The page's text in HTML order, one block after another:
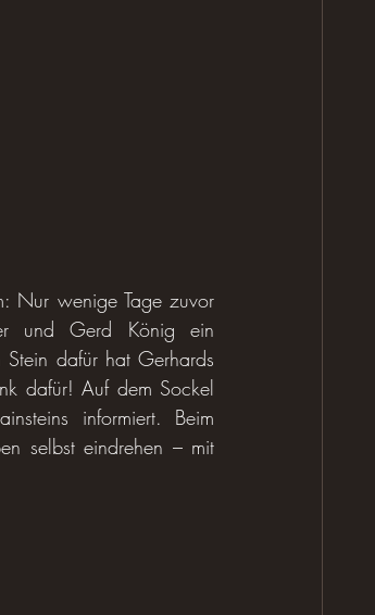
Nur wenige Tage zuvor
und Gerd König ein
dafür hat Gerhards
dafür! Auf dem Sockel
informiert. Beim
selbst eindrehen – mit